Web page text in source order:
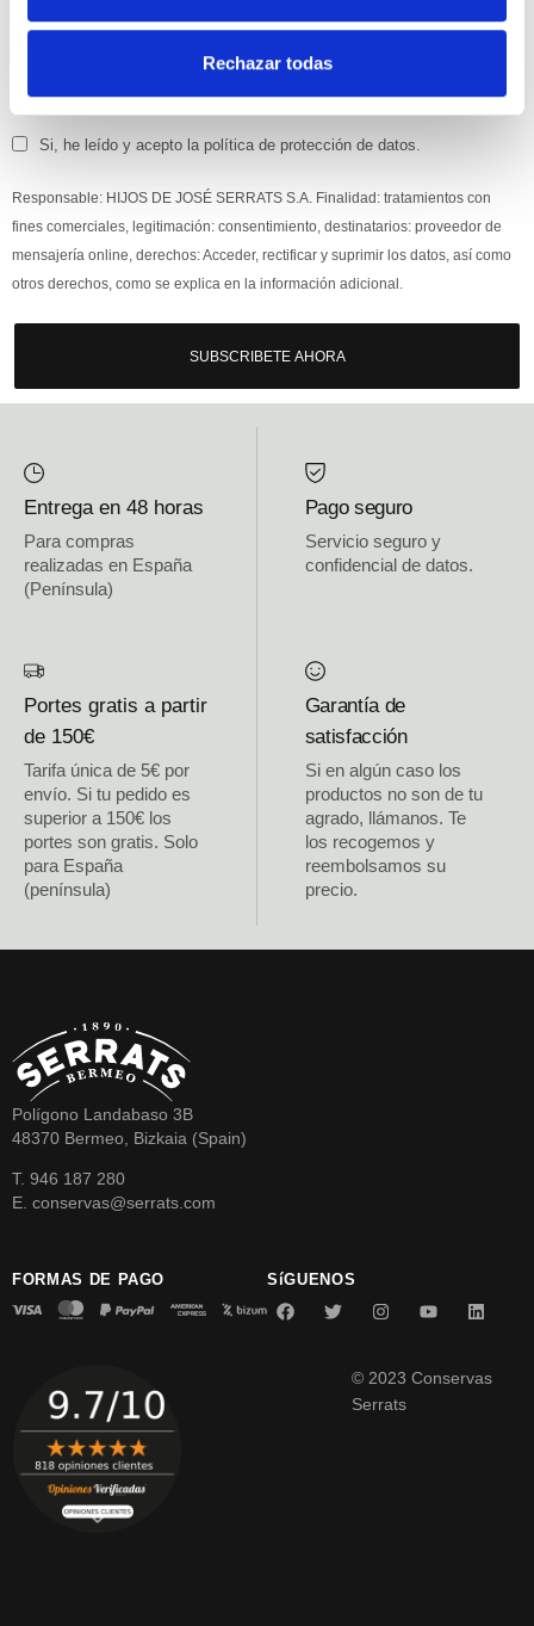
Rechazar todas
Si, he leído y acepto la política de protección de datos.
Responsable: HIJOS DE JOSÉ SERRATS S.A. Finalidad: tratamientos con
fines comerciales, legitimación: consentimiento, destinatarios: proveedor de
mensajería online, derechos: Acceder, rectificar y suprimir los datos, así como
otros derechos, como se explica en la información adicional.
SUBSCRIBETE AHORA
Entrega en 48 horas
Para compras
realizadas en España
(Península)
Pago seguro
Servicio seguro y
confidencial de datos.
Portes gratis a partir
de 150€
Tarifa única de 5€ por
envío. Si tu pedido es
superior a 150€ los
portes son gratis. Solo
para España
(península)
Garantía de
satisfacción
Si en algún caso los
productos no son de tu
agrado, llámanos. Te
los recogemos y
reembolsamos su
precio.
Polígono Landabaso 3B
48370 Bermeo, Bizkaia (Spain)
T. 946 187 280
E. conservas@serrats.com
FORMAS DE PAGO SíGUENOS
© 2023 Conservas
Serrats